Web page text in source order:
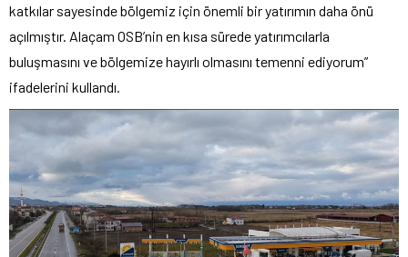
katkılar sayesinde bölgemiz için önemli bir yatırımın daha önü
açılmıştır. Alaçam OSB’nin en kısa sürede yatırımcılarla
buluşmasını ve bölgemize hayırlı olmasını temenni ediyorum”
ifadelerini kullandı.